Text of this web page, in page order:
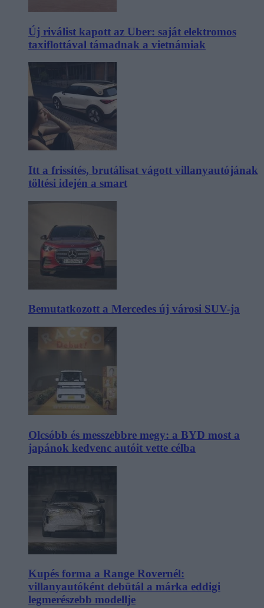
Új riválist kapott az Uber: saját elektromos
taxiflottával támadnak a vietnámiak
Itt a frissítés, brutálisat vágott villanyautójának
töltési idején a smart
Bemutatkozott a Mercedes új városi SUV-ja
Olcsóbb és messzebbre megy: a BYD most a
japánok kedvenc autóit vette célba
Kupés forma a Range Rovernél:
villanyautóként debütál a márka eddigi
legmerészebb modellje